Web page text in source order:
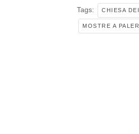
Tags: CHIESA
MOSTRE A